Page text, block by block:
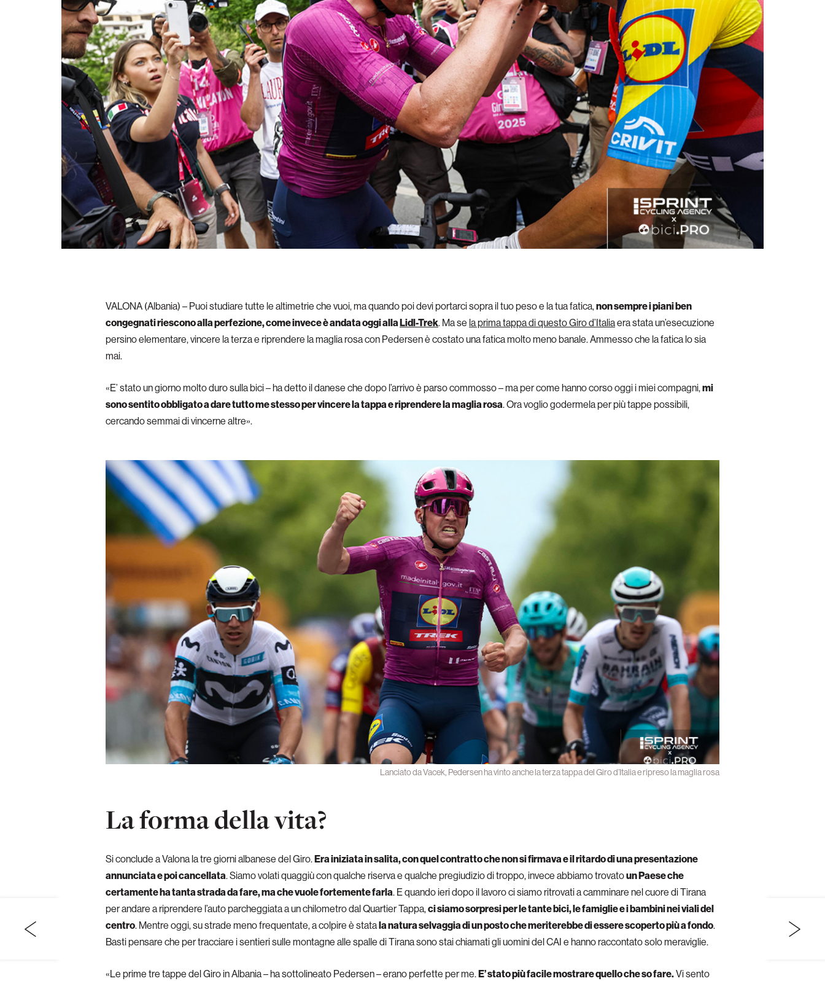
VALONA (Albania) – Puoi studiare tutte le altimetrie che vuoi, ma quando poi devi portarci sopra il tuo peso e la tua fatica,non sempre i piani ben
congegnati riescono alla perfezione, come invece è andata oggi allaLidl-Trek. Ma se la prima tappa di questo Giro d’Italiaera stata un’esecuzione
persino elementare, vincere la terza e riprendere la maglia rosa con Pedersen è costato una fatica molto meno banale. Ammesso che la fatica lo sia
mai.
«E’ stato un giorno molto duro sulla bici – ha detto il danese che dopo l’arrivo è parso commosso – ma per come hanno corso oggi i miei compagni,mi
sono sentito obbligato a dare tutto me stesso per vincere la tappa e riprendere la maglia rosa. Ora voglio godermela per più tappe possibili,
cercando semmai di vincerne altre».
Lanciato da Vacek, Pedersen ha vinto anche la terza tappa del Giro d’Italia e ripreso la maglia rosa
La forma della vita?
Si conclude a Valona la tre giorni albanese del Giro.Era iniziata in salita, con quel contratto che non si firmava e il ritardo di una presentazione
annunciata e poi cancellata. Siamo volati quaggiù con qualche riserva e qualche pregiudizio di troppo, invece abbiamo trovatoun Paese che
certamente ha tanta strada da fare, ma che vuole fortemente farla. E quando ieri dopo il lavoro ci siamo ritrovati a camminare nel cuore di Tirana
per andare a riprendere l’auto parcheggiata a un chilometro dal Quartier Tappa,ci siamo sorpresi per le tante bici, le famiglie e i bambini nei viali del
centro. Mentre oggi, su strade meno frequentate, a colpire è statala natura selvaggia di un posto che meriterebbe di essere scoperto più a fondo.
Basti pensare che per tracciare i sentieri sulle montagne alle spalle di Tirana sono stai chiamati gli uomini del CAI e hanno raccontato solo meraviglie.
«Le prime tre tappe del Giro in Albania – ha sottolineato Pedersen – erano perfette per me.E’ stato più facile mostrare quello che so fare.Vi sento